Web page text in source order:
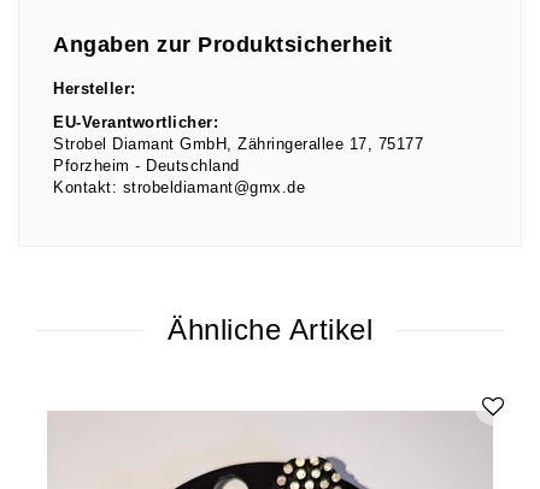
Angaben zur Produktsicherheit
Hersteller:
EU-Verantwortlicher:
Strobel Diamant GmbH
Zähringerallee 17
75177
Pforzheim
Deutschland
Kontakt: strobeldiamant@gmx.de
Ähnliche Artikel